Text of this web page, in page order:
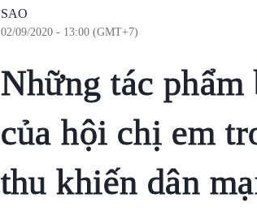
SAO
02/09/2020 - 13:00 (GMT+7)
Những tác phẩm
của hội chị em
thu khiến dân